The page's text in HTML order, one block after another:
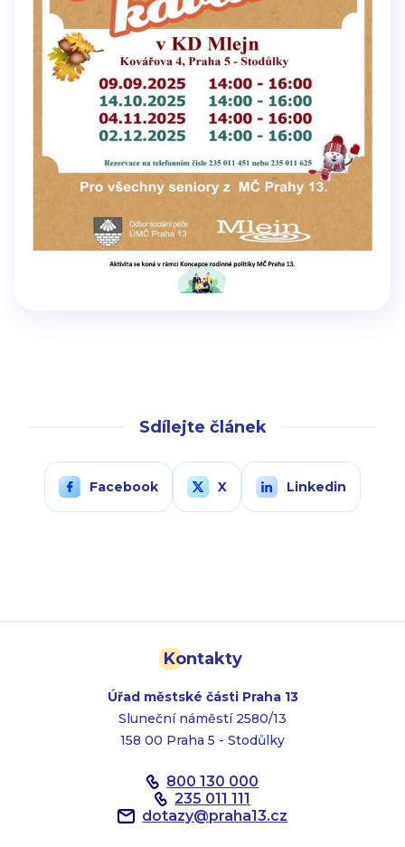
Sdílejte článek
Facebook X Linkedin
Kontakty
Úřad městské části Praha 13
Sluneční náměstí 2580/13
158 00 Praha 5 - Stodůlky
800 130 000
235 011 111
dotazy@praha13.cz